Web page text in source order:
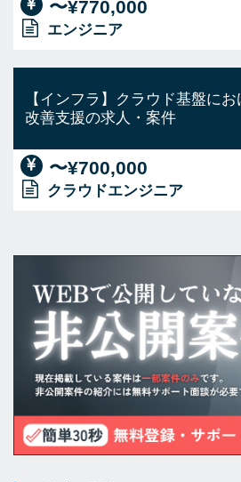
〜¥770,000
エンジニア
【インフラ】クラウド基盤に
改善支援の求人・案件
〜¥700,000
クラウドエンジニア